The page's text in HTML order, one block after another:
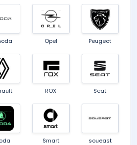
Opel Peugeot
ROX Seat
Smart soueast